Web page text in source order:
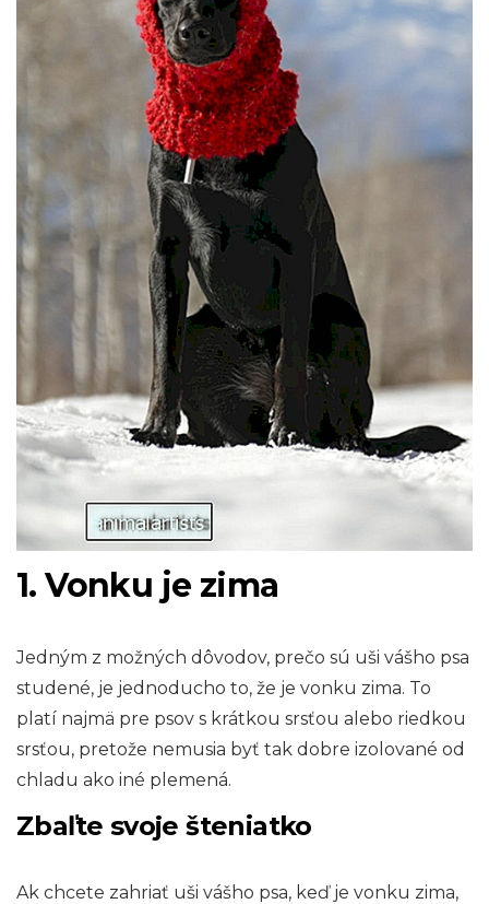
1. Vonku je zima
Jedným z možných dôvodov, prečo sú uši vášho psa
studené, je jednoducho to, že je vonku zima. To
platí najmä pre psov s krátkou srsťou alebo riedkou
srsťou, pretože nemusia byť tak dobre izolované od
chladu ako iné plemená.
Zbaľte svoje šteniatko
Ak chcete zahriať uši vášho psa, keď je vonku zima,